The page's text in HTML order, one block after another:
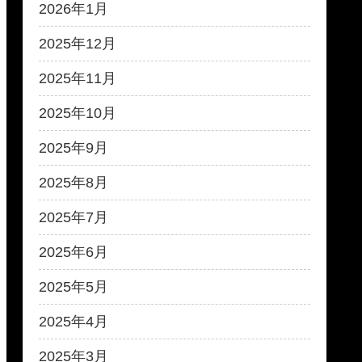
2026年1月
2025年12月
2025年11月
2025年10月
2025年9月
2025年8月
2025年7月
2025年6月
2025年5月
2025年4月
2025年3月